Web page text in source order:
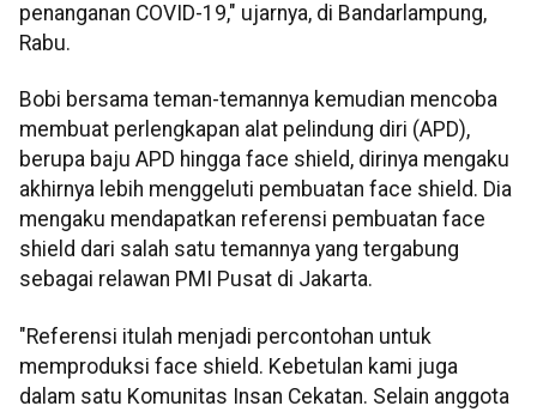
penanganan COVID-19," ujarnya, di Bandarlampung,
Rabu.
Bobi bersama teman-temannya kemudian mencoba
membuat perlengkapan alat pelindung diri (APD),
berupa baju APD hingga face shield, dirinya mengaku
akhirnya lebih menggeluti pembuatan face shield. Dia
mengaku mendapatkan referensi pembuatan face
shield dari salah satu temannya yang tergabung
sebagai relawan PMI Pusat di Jakarta.
"Referensi itulah menjadi percontohan untuk
memproduksi face shield. Kebetulan kami juga
dalam satu Komunitas Insan Cekatan. Selain anggota